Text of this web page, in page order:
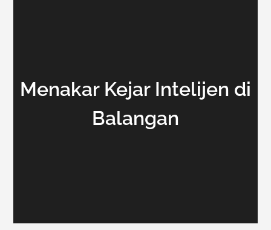
Menakar Kejar Intelijen di
Balangan